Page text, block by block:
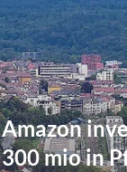
Amazon
300 mio in